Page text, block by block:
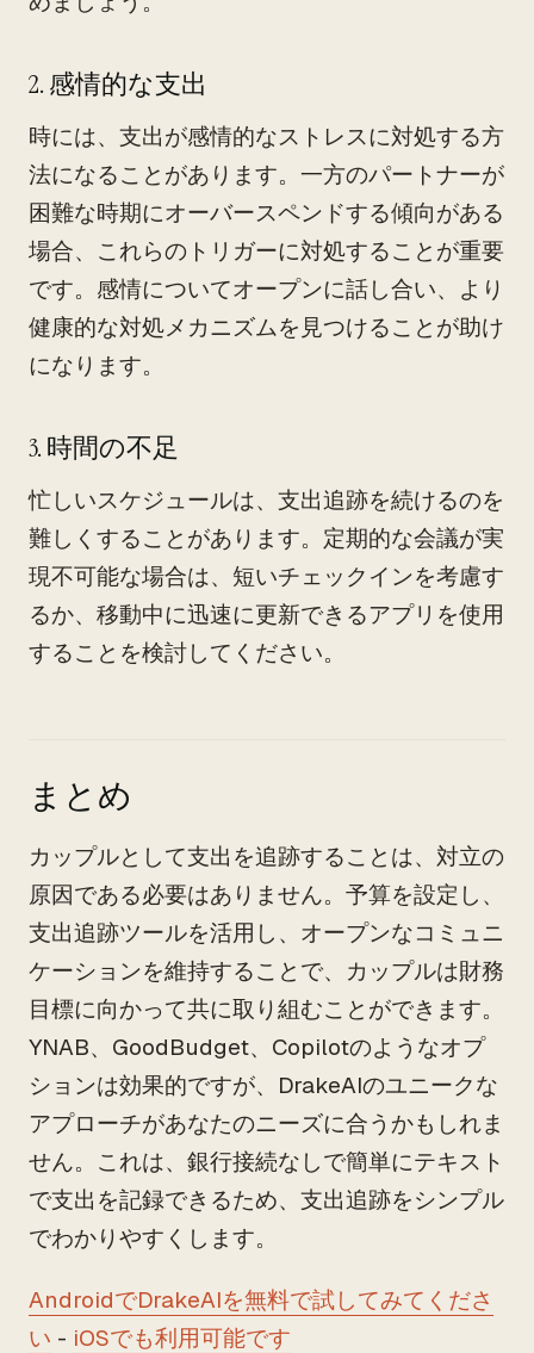
2. 感情的な支出
時には、支出が感情的なストレスに対処する方
法になることがあります。一方のパートナーが
困難な時期にオーバースペンドする傾向がある
場合、これらのトリガーに対処することが重要
です。感情についてオープンに話し合い、より
健康的な対処メカニズムを見つけることが助け
になります。
3. 時間の不足
忙しいスケジュールは、支出追跡を続けるのを
難しくすることがあります。定期的な会議が実
現不可能な場合は、短いチェックインを考慮す
るか、移動中に迅速に更新できるアプリを使用
することを検討してください。
まとめ
カップルとして支出を追跡することは、対立の
原因である必要はありません。予算を設定し、
支出追跡ツールを活用し、オープンなコミュニ
ケーションを維持することで、カップルは財務
目標に向かって共に取り組むことができます。
YNAB、GoodBudget、Copilotのようなオプ
ションは効果的ですが、DrakeAIのユニークな
アプローチがあなたのニーズに合うかもしれま
せん。これは、銀行接続なしで簡単にテキスト
で支出を記録できるため、支出追跡をシンプル
でわかりやすくします。
AndroidでDrakeAIを無料で試してみてくださ
い - iOSでも利用可能です